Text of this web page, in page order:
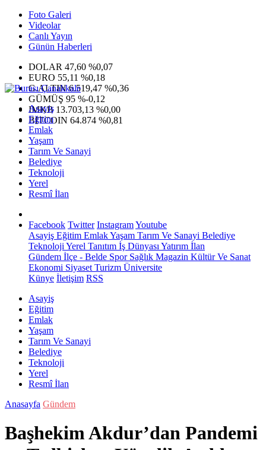
Foto Galeri
Videolar
Canlı Yayın
Günün Haberleri
DOLAR 47,60 %0,07
EURO 55,11 %0,18
G.ALTIN6.519,47 %0,36
GÜMÜŞ 95 %-0,12
IMKB 13.703,13 %0,00
BITCOIN 64.874 %0,81
Asayiş
Eğitim
Emlak
Yaşam
Tarım Ve Sanayi
Belediye
Teknoloji
Yerel
Resmî İlan
Facebook Twitter InstagramYoutube
Asayiş Eğitim EmlakYaşam Tarım Ve Sanayi Belediye
Teknoloji Yerel Tanıtım İş Dünyası Yatırım İlan
Gündem İlçe - Belde SporSağlık Magazin Kültür Ve Sanat
Ekonomi Siyaset Turizm Üniversite
Künye İletişim RSS
Asayiş
Eğitim
Emlak
Yaşam
Tarım Ve Sanayi
Belediye
Teknoloji
Yerel
Resmî İlan
Anasayfa Gündem
Başhekim Akdur’dan Pandemi